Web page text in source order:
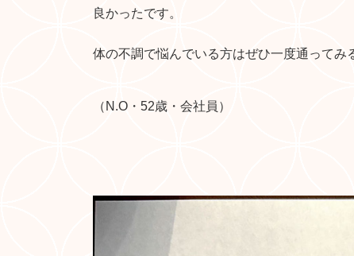
良かったです。
体の不調で悩んでいる方はぜひ一度通ってみ
（N.O・52歳・会社員）